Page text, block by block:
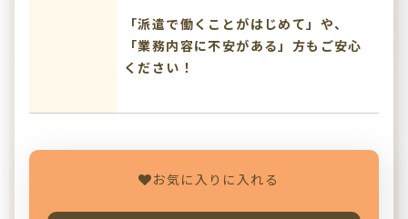
「派遣で働くことがはじめて」や、
「業務内容に不安がある」方もご安心
ください！
お気に入りに入れる